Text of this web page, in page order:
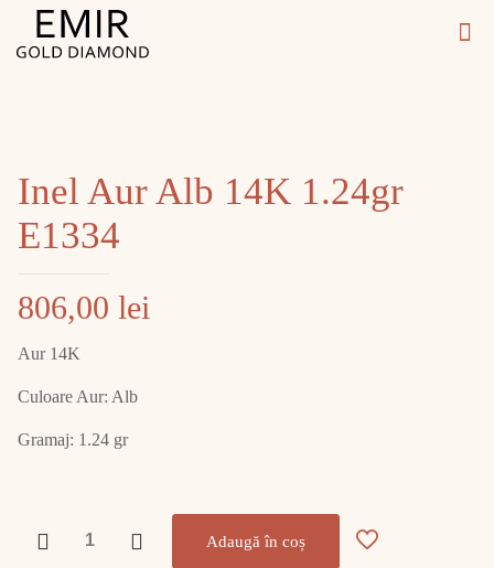
Inel Aur Alb 14K 1.24gr
E1334
806,00 lei
Aur 14K
Culoare Aur: Alb
Gramaj: 1.24 gr
Inel
Adaugă în coș